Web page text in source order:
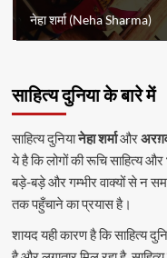
नेहा शर्मा (Neha Sharma)
साहित्य दुनिया के बारे में
साहित्य दुनियानेहा शर्माऔर
ये है कि लोगों की रूचि साहित्य और
बड़े-बड़े और गम्भीर वाक्यों से न
तक पहुँचाने का प्रयास है।
शायद यही कारण है कि साहित्य